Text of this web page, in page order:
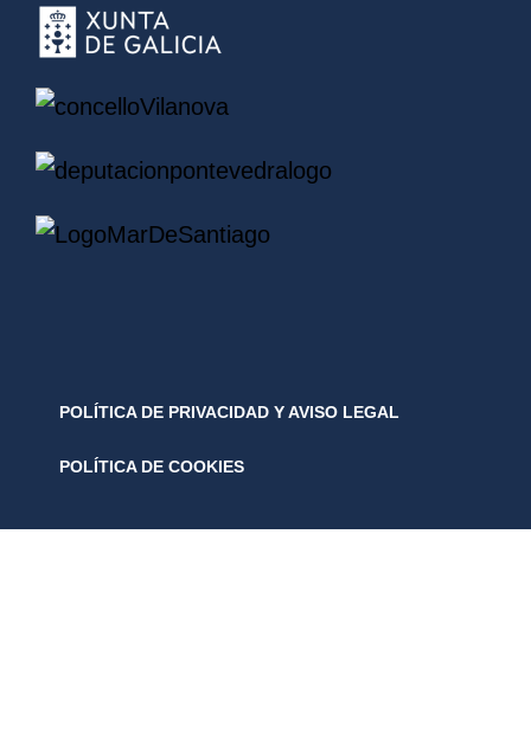
POLÍTICA DE PRIVACIDAD Y AVISO LEGAL
POLÍTICA DE COOKIES